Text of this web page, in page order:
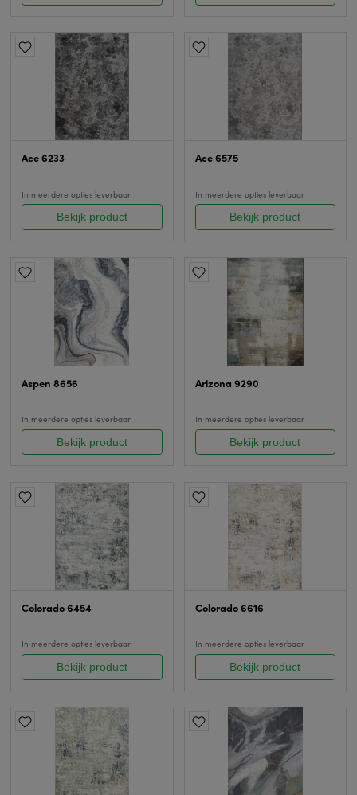
Ace 6233
In meerdere opties leverbaar
Bekijk product
Ace 6575
In meerdere opties leverbaar
Bekijk product
Aspen 8656
In meerdere opties leverbaar
Bekijk product
Arizona 9290
In meerdere opties leverbaar
Bekijk product
Colorado 6454
In meerdere opties leverbaar
Bekijk product
Colorado 6616
In meerdere opties leverbaar
Bekijk product